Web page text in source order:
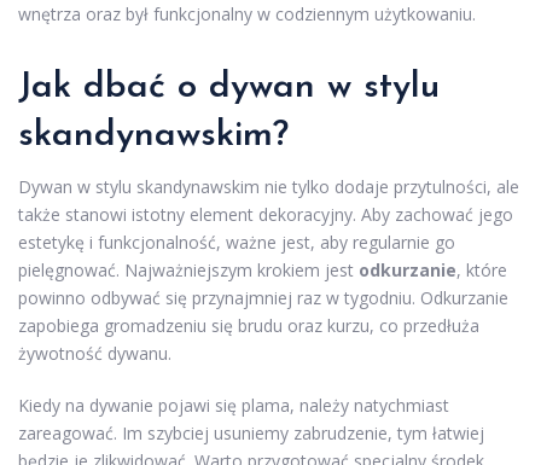
wnętrza oraz był funkcjonalny w codziennym użytkowaniu.
Jak dbać o dywan w stylu
skandynawskim?
Dywan w stylu skandynawskim nie tylko dodaje przytulności, ale
także stanowi istotny element dekoracyjny. Aby zachować jego
estetykę i funkcjonalność, ważne jest, aby regularnie go
pielęgnować. Najważniejszym krokiem jest odkurzanie, które
powinno odbywać się przynajmniej raz w tygodniu. Odkurzanie
zapobiega gromadzeniu się brudu oraz kurzu, co przedłuża
żywotność dywanu.
Kiedy na dywanie pojawi się plama, należy natychmiast
zareagować. Im szybciej usuniemy zabrudzenie, tym łatwiej